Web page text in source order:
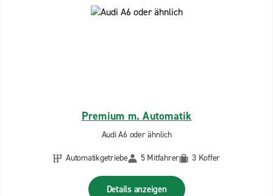
Premium m. Automatik
Audi A6 oder ähnlich
Automatikgetriebe
5 Mitfahrer 3 Koffer
Details anzeigen